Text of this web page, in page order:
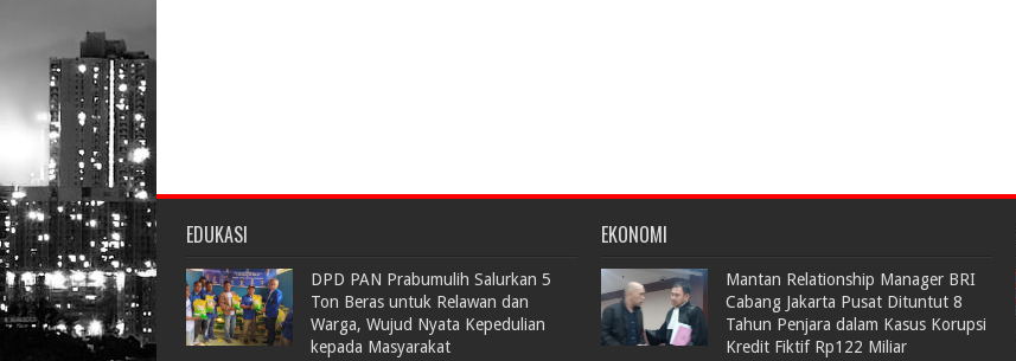
EDUKASI
DPD PAN Prabumulih Salurkan 5
Ton Beras untuk Relawan dan
Warga, Wujud Nyata Kepedulian
kepada Masyarakat
EKONOMI
Mantan Relationship Manager BRI
Cabang Jakarta Pusat Dituntut 8
Tahun Penjara dalam Kasus Korupsi
Kredit Fiktif Rp122 Miliar